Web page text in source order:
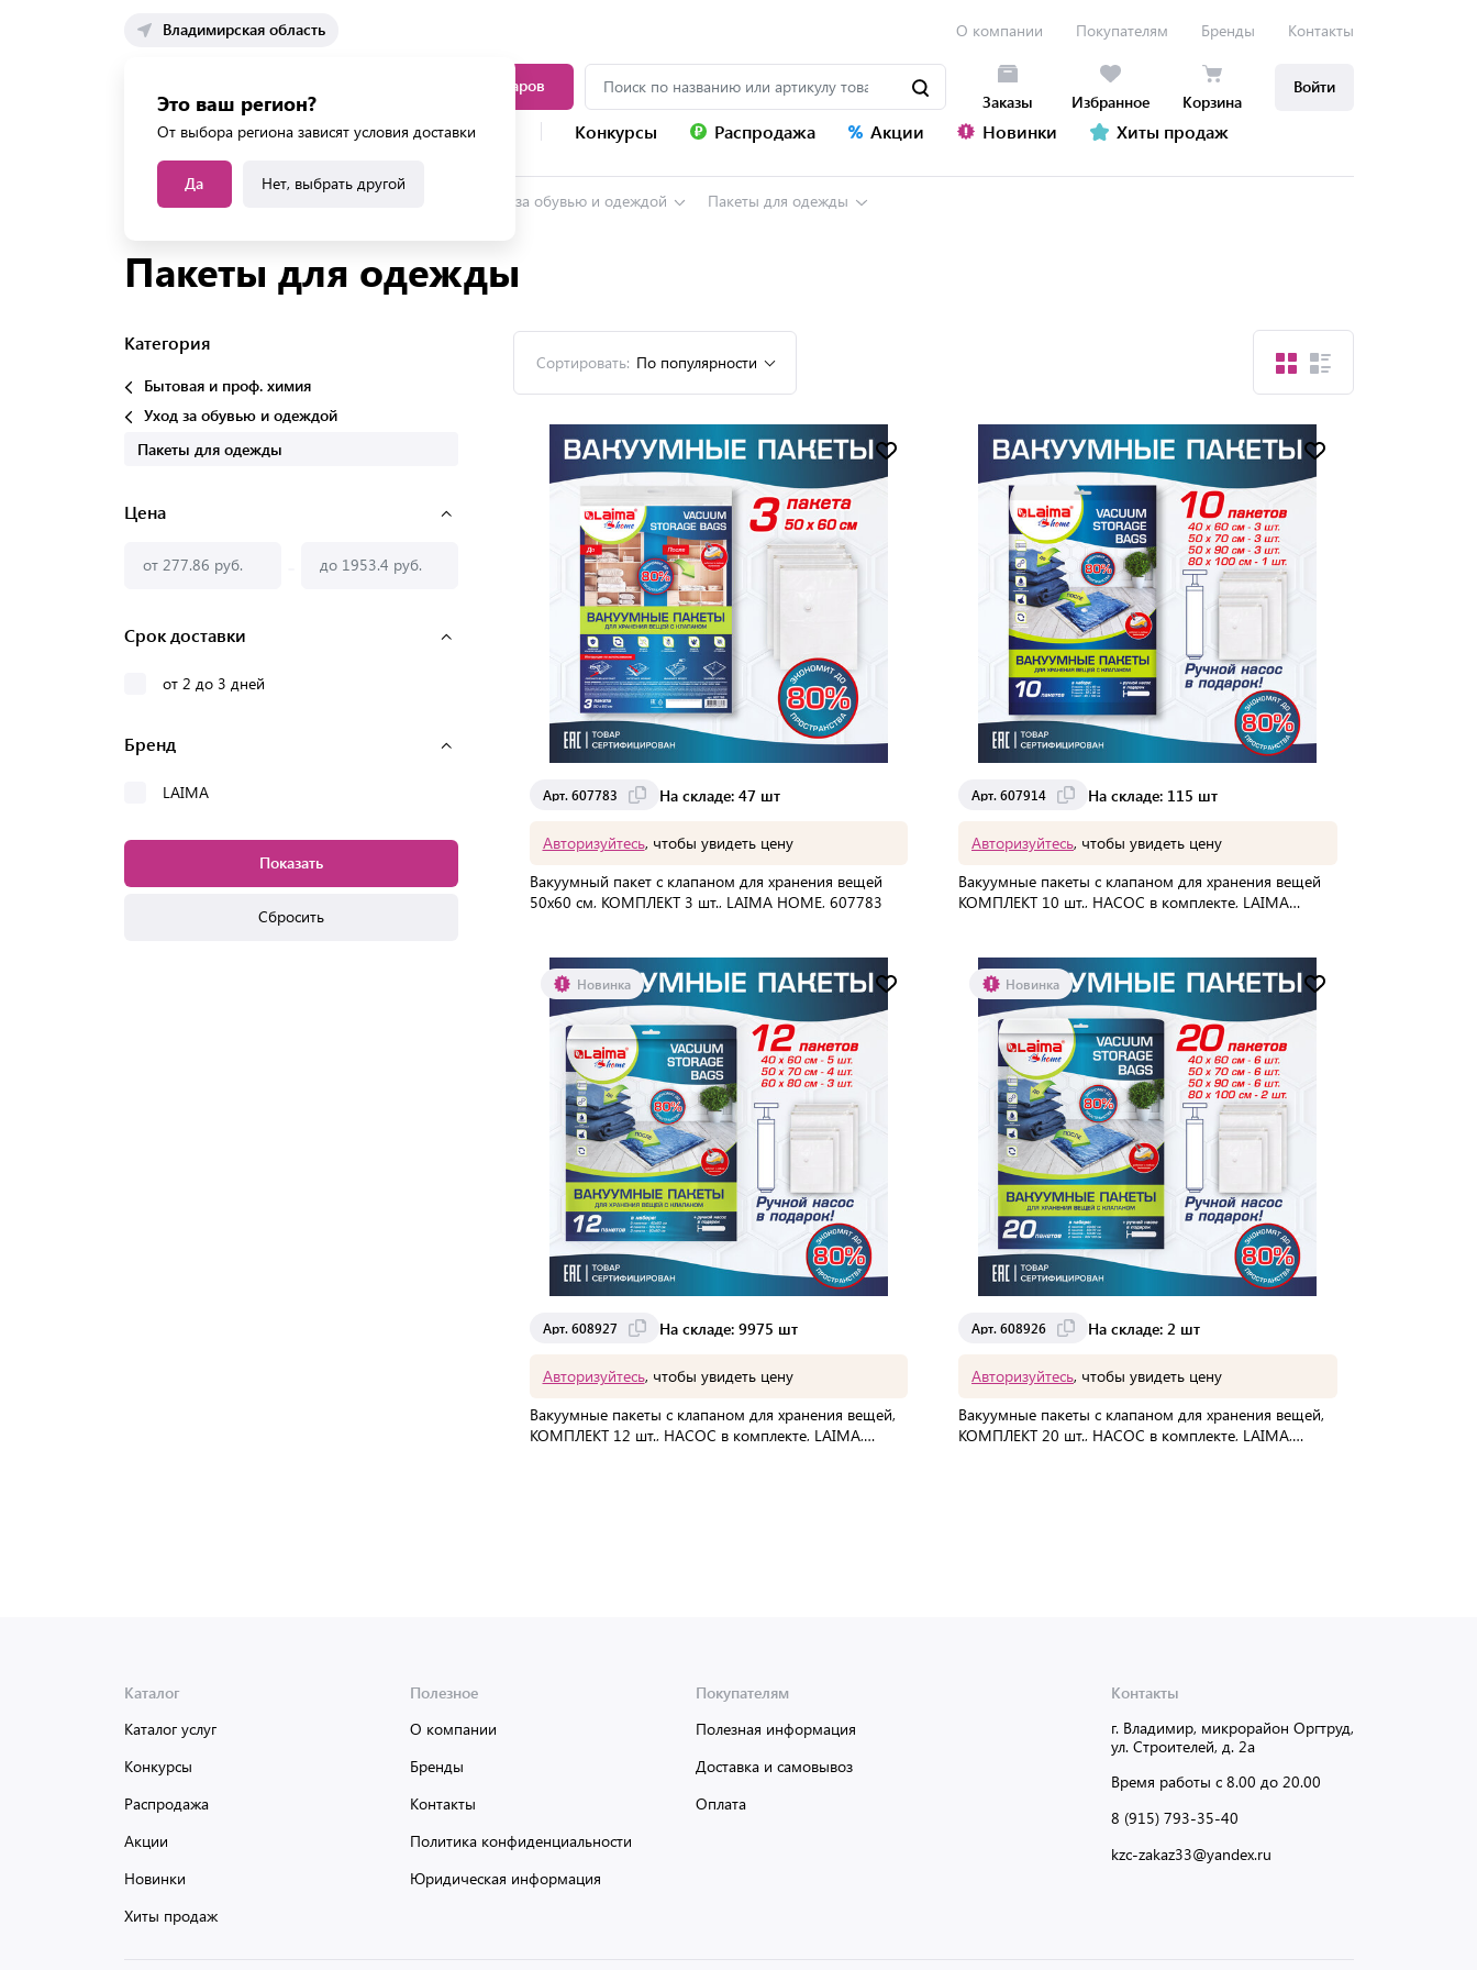
Владимирская область
Это ваш регион?
От выбора региона зависят условия доставки
Да Нет, выбрать другой
О компании Покупателям Бренды Контакты
Каталог товаров
Заказы Избранное Корзина
Войти
Каталог услуг Конкурсы Распродажа Акции Новинки Хиты продаж
Главная Каталог Уход за обувью и одеждой Пакеты для одежды
Пакеты для одежды
Категория
Бытовая и проф. химия
Уход за обувью и одеждой
Пакеты для одежды
Цена
Срок доставки
от 2 до 3 дней
Бренд
LAIMA
Показать
Сбросить
Сортировать: По популярности
Арт. 607783 На складе: 47 шт
Авторизуйтесь, чтобы увидеть цену
Вакуумный пакет с клапаном для хранения вещей
50х60 см, КОМПЛЕКТ 3 шт., LAIMA HOME, 607783
Мин. партия: 1 шт
Доставка от 2 до 3 дней
Арт. 607914 На складе: 115 шт
Авторизуйтесь, чтобы увидеть цену
Вакуумные пакеты с клапаном для хранения вещей
КОМПЛЕКТ 10 шт., НАСОС в комплекте, LAIMA
Мин. партия: 1 шт
Доставка от 2 до 3 дней
Новинка
Арт. 608927 На складе: 9975 шт
Авторизуйтесь, чтобы увидеть цену
Вакуумные пакеты с клапаном для хранения вещей,
КОМПЛЕКТ 12 шт., НАСОС в комплекте, LAIMA,
Новинка
Арт. 608926 На складе: 2 шт
Авторизуйтесь, чтобы увидеть цену
Вакуумные пакеты с клапаном для хранения вещей,
КОМПЛЕКТ 20 шт., НАСОС в комплекте, LAIMA,
Каталог
Каталог услуг
Конкурсы
Распродажа
Акции
Новинки
Хиты продаж
Полезное
О компании
Бренды
Контакты
Политика конфиденциальности
Юридическая информация
Покупателям
Полезная информация
Доставка и самовывоз
Оплата
Контакты
г. Владимир, микрорайон Оргтруд,
ул. Строителей, д. 2а
Время работы с 8.00 до 20.00
8 (915) 793-35-40
kzc-zakaz33@yandex.ru